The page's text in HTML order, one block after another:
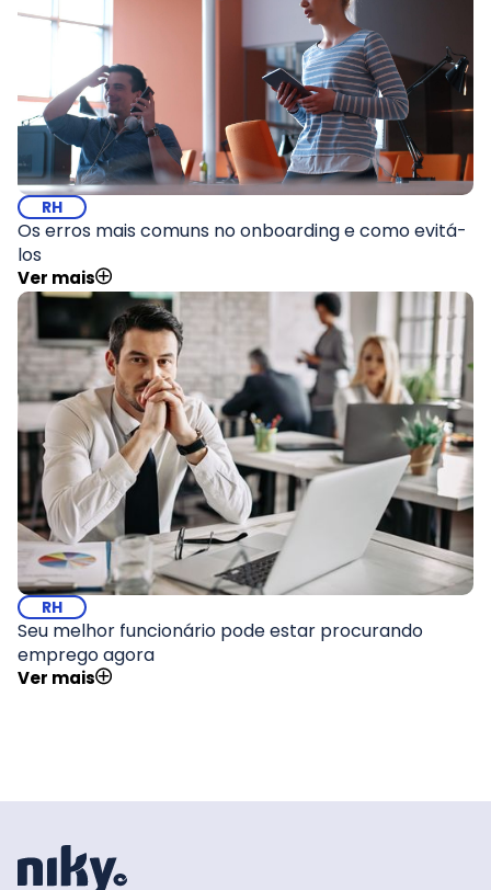
RH
Os erros mais comuns no onboarding e como evitá-
los
Ver mais
RH
Seu melhor funcionário pode estar procurando
emprego agora
Ver mais